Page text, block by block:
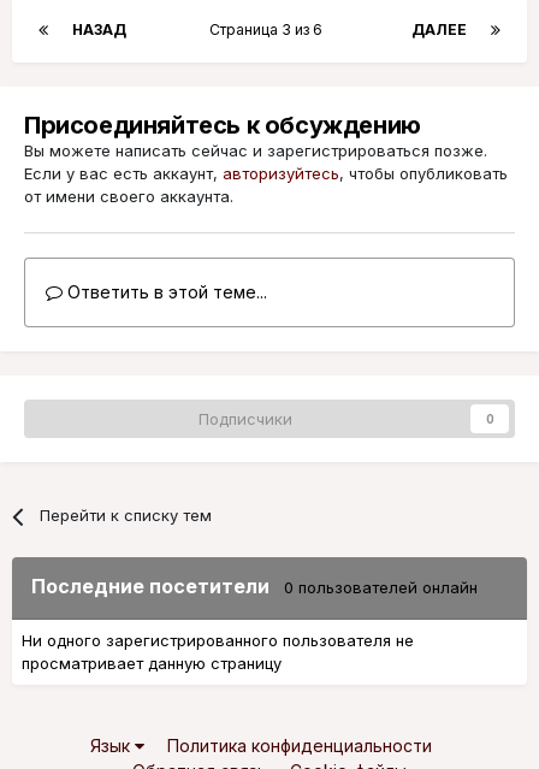
НАЗАД ДАЛЕЕ
Страница 3 из 6
Присоединяйтесь к обсуждению
Вы можете написать сейчас и зарегистрироваться позже.
Если у вас есть аккаунт, авторизуйтесь, чтобы опубликовать
от имени своего аккаунта.
Ответить в этой теме...
Подписчики 0
Перейти к списку тем
Последние посетители 0 пользователей онлайн
Ни одного зарегистрированного пользователя не
просматривает данную страницу
Язык
Политика конфиденциальности